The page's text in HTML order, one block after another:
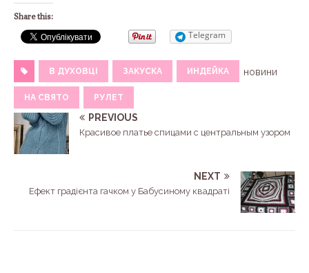
Share this:
Telegram
В ДУХОВЦІ ЗАКУСКА ИНДЕЙКА
НА СВЯТО РУЛЕТ
новини
PREVIOUS
Красивое платье спицами с центральным узором
NEXT
Ефект градієнта гачком у Бабусиному квадраті